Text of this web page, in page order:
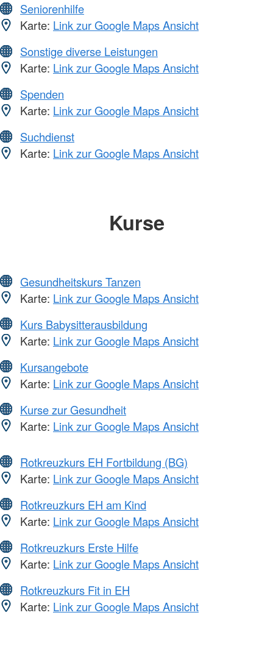
Seniorenhilfe
Karte: Link zur Google Maps Ansicht
Sonstige diverse Leistungen
Karte: Link zur Google Maps Ansicht
Spenden
Karte: Link zur Google Maps Ansicht
Suchdienst
Karte: Link zur Google Maps Ansicht
Kurse
Gesundheitskurs Tanzen
Karte: Link zur Google Maps Ansicht
Kurs Babysitterausbildung
Karte: Link zur Google Maps Ansicht
Kursangebote
Karte: Link zur Google Maps Ansicht
Kurse zur Gesundheit
Karte: Link zur Google Maps Ansicht
Rotkreuzkurs EH Fortbildung (BG)
Karte: Link zur Google Maps Ansicht
Rotkreuzkurs EH am Kind
Karte: Link zur Google Maps Ansicht
Rotkreuzkurs Erste Hilfe
Karte: Link zur Google Maps Ansicht
Rotkreuzkurs Fit in EH
Karte: Link zur Google Maps Ansicht